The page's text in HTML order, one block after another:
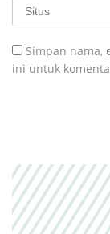
Simpan nama,
ini untuk